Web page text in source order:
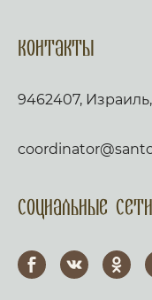
Контакты
9462407,
Социальные сети